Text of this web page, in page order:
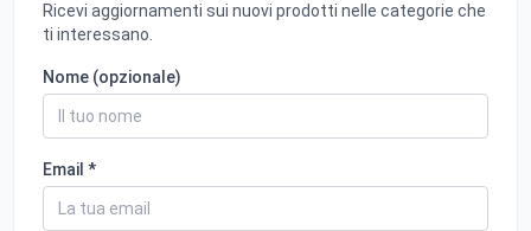
Ricevi aggiornamenti sui nuovi prodotti nelle categorie che
ti interessano.
Nome (opzionale)
Email *